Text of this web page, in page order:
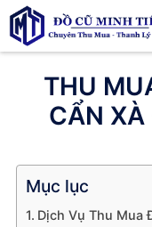
THU
CẨN XÀ
Mục lục
Dịch Vụ Thu Mua